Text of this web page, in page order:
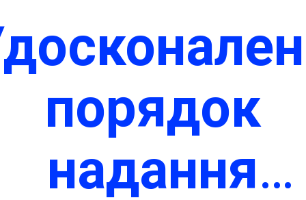
порядок
надання